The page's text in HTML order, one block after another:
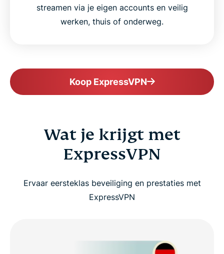
streamen via je eigen accounts en veilig
werken, thuis of onderweg.
Koop ExpressVPN
Wat je krijgt met
ExpressVPN
Ervaar eersteklas beveiliging en prestaties met
ExpressVPN